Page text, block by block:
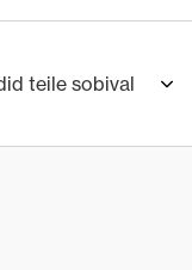
teile sobival